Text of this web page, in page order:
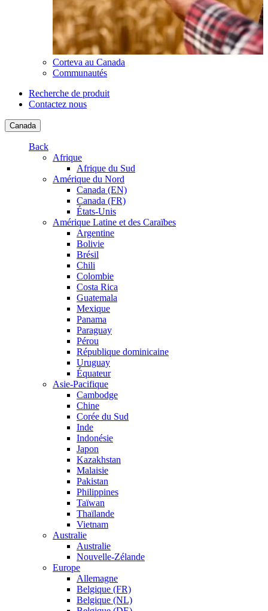
Corteva au Canada
Communautés
Recherche de produit
Contactez nous
Canada
Back
Afrique
Afrique du Sud
Amérique du Nord
Canada (EN)
Canada (FR)
États-Unis
Amérique Latine et des Caraïbes
Argentine
Bolivie
Brésil
Chili
Colombie
Costa Rica
Guatemala
Mexique
Panama
Paraguay
Pérou
République dominicaine
Uruguay
Équateur
Asie-Pacifique
Cambodge
Chine
Corée du Sud
Inde
Indonésie
Japon
Kazakhstan
Malaisie
Pakistan
Philippines
Taïwan
Thaïlande
Vietnam
Australie
Australie
Nouvelle-Zélande
Europe
Allemagne
Belgique (FR)
Belgique (NL)